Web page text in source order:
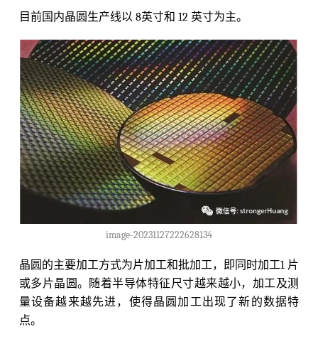
目前国内晶圆生产线以 8英寸和 12 英寸为主。
image-20231127222628134
晶圆的主要加工方式为片加工和批加工，即同时加工1 片
或多片晶圆。随着半导体特征尺寸越来越小，加工及测
量设备越来越先进，使得晶圆加工出现了新的数据特
点。